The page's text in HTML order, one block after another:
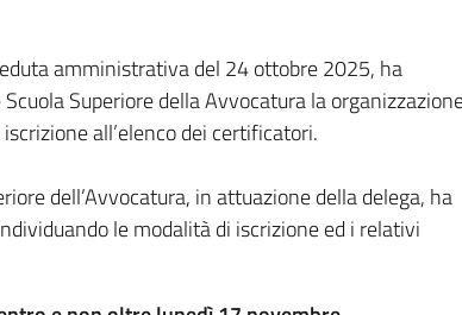
amministrativa del 24 ottobre 2025, ha
Superiore della Avvocatura la
all’elenco dei certificatori.
dell’Avvocatura, in attuazione della delega, ha
le modalità di iscrizione ed i relativi